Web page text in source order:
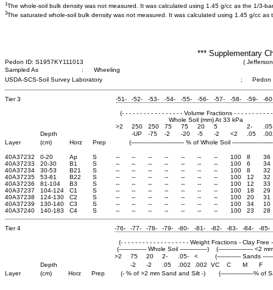
1The whole-soil bulk density was not measured. It was calculated using 1.45 g/cc as the 1/3-
3The saturated whole-soil bulk density was not measured. It was calculated using 1.45 g/cc
*** Supplementary
Pedon ID: S1957KY111013
(
Sampled As
:
Wheeling
USDA-SCS-Soil Survey Laboratory
; Pedon
Tier 3 -51- -52- -53- -54- -55- -56- -57- -58- -59- -
(- - - - - - - - - - - - - - - - - Volume Fractions - - - - - - - - - -
Whole Soil (mm) At 33 kPa
>2
250 250 75 75 20 5 2-
Depth
-UP -75 -2 -20 -5 -2 <2 .05
Layer
(cm) Horz Prep (----------------------------- % of Whole Soil
40A37232 0-20 Ap S -- -- -- -- -- -- -- 100 8
36
40A37233
20-30 B1 S -- -- -- -- -- -- -- 100 6
34
40A37234
30-53 B21 S -- -- -- -- -- -- -- 100 8
32
40A37235
53-81 B22 S -- -- -- -- -- -- -- 100 12
32
40A37236
81-104 B3 S -- -- -- -- -- -- -- 100 12
33
40A37237
104-124 C1 S -- -- -- -- -- -- -- 100 18
29
40A37238
124-130 C2 S -- -- -- -- -- -- -- 100 20
31
40A37239
130-140 C3 S -- -- -- -- -- -- -- 100 34
10
40A37240
140-183 C4 S -- -- -- -- -- -- -- 100 23 28
Tier 4 -76- -77- -78- -79- -80- -81- -82- -83- -84- -85-
(- - - - - - - - - - - - - - - - - - - Weight Fractions - Clay Free
(--------------- Whole Soil ---------------)
(------------------- <2
>2
75 20 2- .05- <
(------------- Sands
Depth
-2 -2 .05 .002 .002 VC C M
F
Layer
(cm) Horz Prep (- % of >2 mm Sand and Silt -) (------------------% of